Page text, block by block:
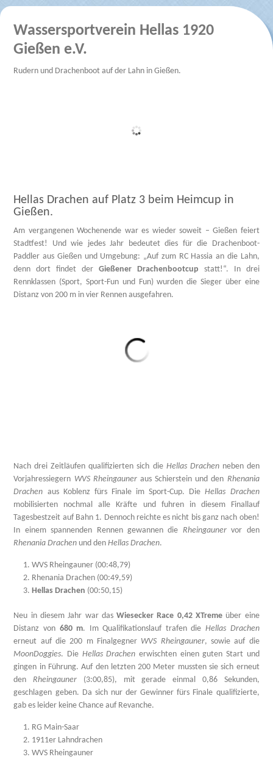
Wassersportverein Hellas 1920
Gießen e.V.
Rudern und Drachenboot auf der Lahn in Gießen.
Hellas Drachen auf Platz 3 beim Heimcup in
Gießen.
Am vergangenen Wochenende war es wieder soweit – Gießen feiert
Stadtfest! Und wie jedes Jahr bedeutet dies für die Drachenboot-
Paddler aus Gießen und Umgebung: „Auf zum RC Hassia an die Lahn,
denn dort findet der Gießener Drachenbootcup statt!“. In drei
Rennklassen (Sport, Sport-Fun und Fun) wurden die Sieger über eine
Distanz von 200 m in vier Rennen ausgefahren.
Nach drei Zeitläufen qualifizierten sich die Hellas Drachenneben den
Vorjahressiegern WVS Rheingauner aus Schierstein und den Rhenania
Drachen aus Koblenz fürs Finale im Sport-Cup. DieHellas Drachen
mobilisierten nochmal alle Kräfte und fuhren in diesem Finallauf
Tagesbestzeit auf Bahn 1. Dennoch reichte es nicht bis ganz nach oben!
In einem spannenden Rennen gewannen die Rheingaunervor den
Rhenania Drachen und denHellas Drachen.
WVS Rheingauner (00:48,79)
Rhenania Drachen (00:49,59)
Hellas Drachen (00:50,15)
Neu in diesem Jahr war dasWiesecker Race 0,42 XTreme über eine
Distanz von 680 m. Im Qualifikationslauf trafen dieHellas Drachen
erneut auf die 200 m Finalgegner WVS Rheingauner, sowie auf die
MoonDoggies. Die Hellas Drachen erwischten einen guten Start und
gingen in Führung. Auf den letzten 200 Meter mussten sie sich erneut
denRheingauner (3:00,85), mit gerade einmal 0,86 Sekunden,
geschlagen geben. Da sich nur der Gewinner fürs Finale qualifizierte,
gab es leider keine Chance auf Revanche.
RG Main-Saar
1911er Lahndrachen
WVS Rheingauner